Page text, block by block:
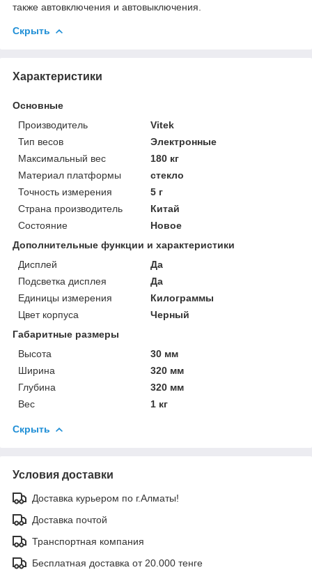
также автовключения и автовыключения.
Скрыть
Характеристики
Основные
Производитель
Vitek
Тип весов
Электронные
Максимальный вес
180 кг
Материал платформы
стекло
Точность измерения
5 г
Страна производитель
Китай
Состояние
Новое
Дополнительные функции и характеристики
Дисплей
Да
Подсветка дисплея
Да
Единицы измерения
Килограммы
Цвет корпуса
Черный
Габаритные размеры
Высота
30 мм
Ширина
320 мм
Глубина
320 мм
Вес
1 кг
Скрыть
Условия доставки
Доставка курьером по г.Алматы!
Доставка почтой
Транспортная компания
Бесплатная доставка от 20.000 тенге